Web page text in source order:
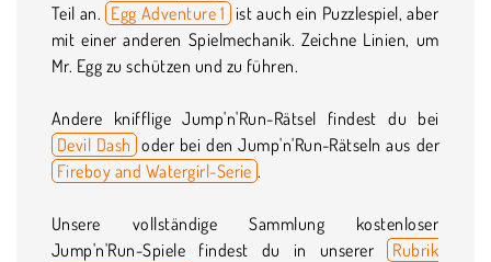
Teil an. Egg Adventure 1 ist auch ein Puzzlespiel, aber
mit einer anderen Spielmechanik. Zeichne Linien, um
Mr. Egg zu schützen und zu führen.
Andere knifflige Jump'n'Run-Rätsel findest du bei
Devil Dash oder bei den Jump'n'Run-Rätseln aus der
Fireboy and Watergirl-Serie .
Unsere vollständige Sammlung kostenloser
Jump'n'Run-Spiele findest du in unserer Rubrik